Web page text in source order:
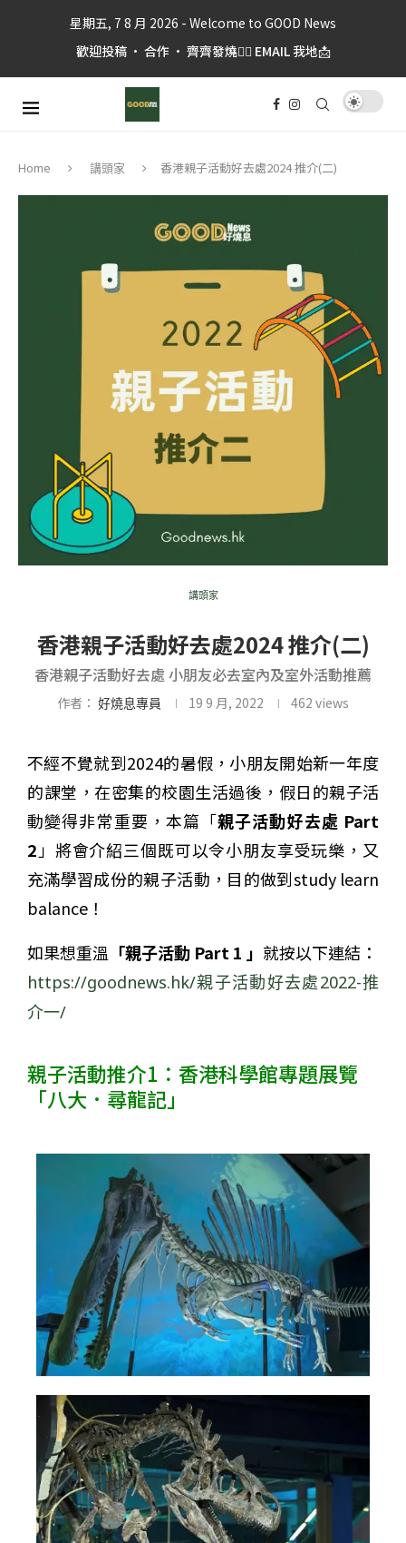
星期五, 7 8 月 2026 - Welcome to GOOD News
歡迎投稿 • 合作 • 齊齊發燒👉🏼 EMAIL 我地📩
Home 講頭家 香港親子活動好去處2024 推介(二)
講頭家
香港親子活動好去處2024 推介(二)
香港親子活動好去處 小朋友必去室內及室外活動推薦
作者： 好燒息專員 19 9 月, 2022 462 views
不經不覺就到2024的暑假，小朋友開始新一年度
的課堂，在密集的校園生活過後，假日的親子活
動變得非常重要，本篇「親子活動好去處 Part
2 」將會介紹三個既可以令小朋友享受玩樂，又
充滿學習成份的親子活動，目的做到study learn
balance！
如果想重溫 「親子活動 Part 1 」 就按以下連結：
https://goodnews.hk/親子活動好去處2022-推
介一/
親子活動推介1：香港科學館專題展覽
「八大．尋龍記」